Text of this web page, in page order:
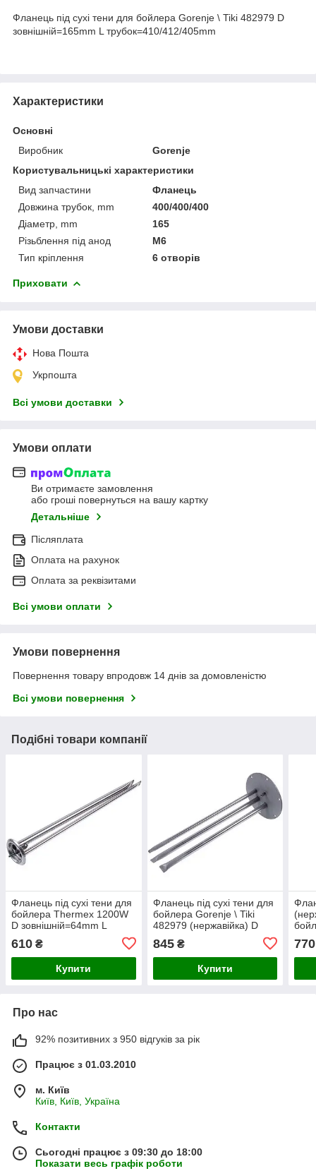
Фланець під сухі тени для бойлера Gorenje \ Tiki 482979 D
зовнішній=165mm L трубок=410/412/405mm
Характеристики
Основні
Виробник
Gorenje
Користувальницькі характеристики
Вид запчастини
Фланець
Довжина трубок, mm
400/400/400
Діаметр, mm
165
Різьблення під анод
M6
Тип кріплення
6 отворів
Приховати
Умови доставки
Нова Пошта
Укрпошта
Всі умови доставки
Умови оплати
Ви отримаєте замовлення
або гроші повернуться на вашу картку
Детальніше
Післяплата
Оплата на рахунок
Оплата за реквізитами
Всі умови оплати
Умови повернення
Повернення товару впродовж 14 днів за домовленістю
Всі умови повернення
Подібні товари компанії
Фланець під сухі тени для
бойлера Thermex 1200W
D зовнішній=64mm L
анод M6)
610 ₴
Купити
Фланець під сухі тени для
бойлера Gorenje \ Tiki
482979 (нержавійка) D
трубок = 400mm (під
845₴
Купити
770
Про нас
92% позитивних з 950 відгуків за рік
Працює з 01.03.2010
м. Київ
Київ, Київ, Україна
Контакти
Сьогодні працює з 09:30 до 18:00
Показати весь графік роботи